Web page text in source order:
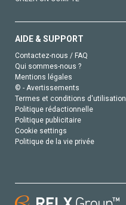
AIDE & SUPPORT
Contactez-nous / FAQ
Qui sommes-nous ?
Mentions légales
© - Avertissements
Termes et conditions d'utilisation
Politique rédactionnelle
Politique publicitaire
Cookie settings
Politique de la vie privée